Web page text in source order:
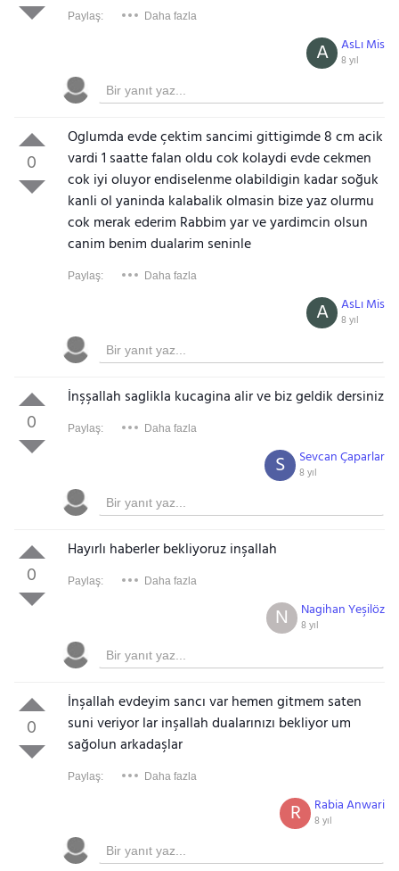
Paylaş: Daha fazla
AsLı Mis
8 yıl
A
0
Oglumda evde çektim sancimi gittigimde 8 cm acik
vardi 1 saatte falan oldu cok kolaydi evde cekmen
cok iyi oluyor endiselenme olabildigin kadar soğuk
kanli ol yaninda kalabalik olmasin bize yaz olurmu
cok merak ederim Rabbim yar ve yardimcin olsun
canim benim dualarim seninle
Paylaş: Daha fazla
AsLı Mis
8 yıl
A
0
İnşşallah saglikla kucagina alir ve biz geldik dersiniz
Paylaş: Daha fazla
Sevcan Çaparlar
8 yıl
S
0
Hayırlı haberler bekliyoruz inşallah
Paylaş: Daha fazla
Nagihan Yeşilöz
8 yıl
N
0
İnşallah evdeyim sancı var hemen gitmem saten
suni veriyor lar inşallah dualarınızı bekliyor um
sağolun arkadaşlar
Paylaş: Daha fazla
Rabia Anwari
8 yıl
R